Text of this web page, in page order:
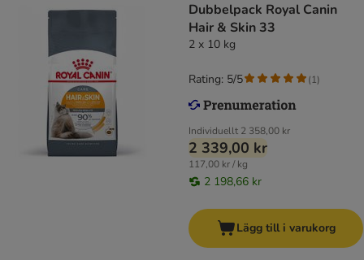
Dubbelpack Royal Canin
Hair & Skin 33
2 x 10 kg
Individuellt 2 358,00 kr
2 339,00 kr
117,00 kr / kg
2 198,66 kr
Rating: 5/5 (1)
Lägg till i varukorg